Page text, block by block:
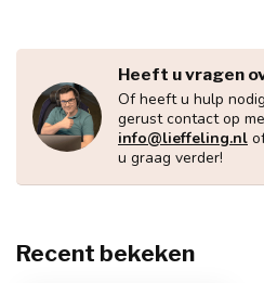
Heeft u vragen
Of heeft u hulp
gerust contact op
info@lieffeling.nl
u graag verder!
Recent bekeken